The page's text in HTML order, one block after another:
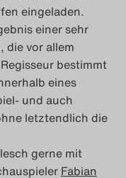
eingeladen.
einer sehr
die vor allem
bestimmt
eines
und auch
letztendlich die
gerne mit
Fabian